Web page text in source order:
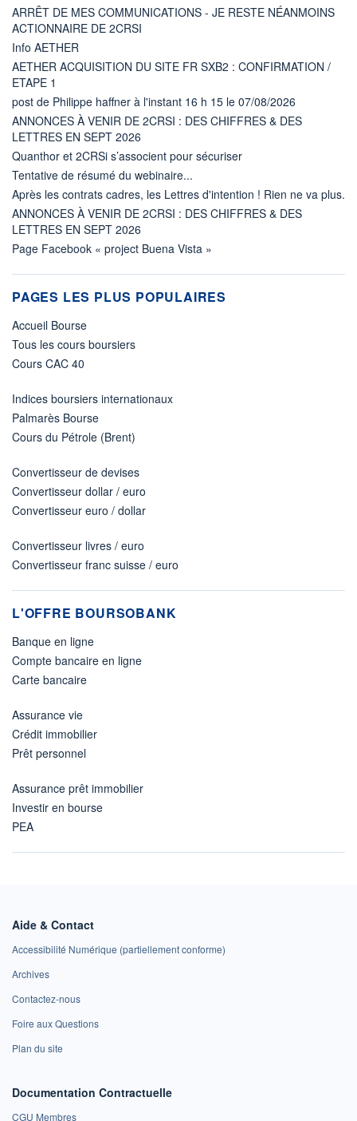
ARRÊT DE MES COMMUNICATIONS - JE RESTE NÉANMOINS
ACTIONNAIRE DE 2CRSI
Info AETHER
AETHER ACQUISITION DU SITE FR SXB2 : CONFIRMATION /
ETAPE 1
post de Philippe haffner à l'instant 16 h 15 le 07/08/2026
ANNONCES À VENIR DE 2CRSI : DES CHIFFRES & DES
LETTRES EN SEPT 2026
Quanthor et 2CRSi s’associent pour sécuriser
Tentative de résumé du webinaire...
Après les contrats cadres, les Lettres d'intention ! Rien ne va plus.
ANNONCES À VENIR DE 2CRSI : DES CHIFFRES & DES
LETTRES EN SEPT 2026
Page Facebook « project Buena Vista »
PAGES LES PLUS POPULAIRES
Accueil Bourse
Tous les cours boursiers
Cours CAC 40
Indices boursiers internationaux
Palmarès Bourse
Cours du Pétrole (Brent)
Convertisseur de devises
Convertisseur dollar / euro
Convertisseur euro / dollar
Convertisseur livres / euro
Convertisseur franc suisse / euro
L'OFFRE BOURSOBANK
Banque en ligne
Compte bancaire en ligne
Carte bancaire
Assurance vie
Crédit immobilier
Prêt personnel
Assurance prêt immobilier
Investir en bourse
PEA
Aide & Contact
Accessibilité Numérique (partiellement conforme)
Archives
Contactez-nous
Foire aux Questions
Plan du site
Documentation Contractuelle
CGU Membres